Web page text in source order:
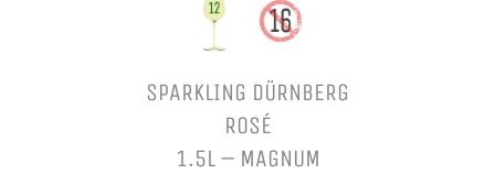
SPARKLING DÜRNBERG
ROSÉ
1.5L – MAGNUM